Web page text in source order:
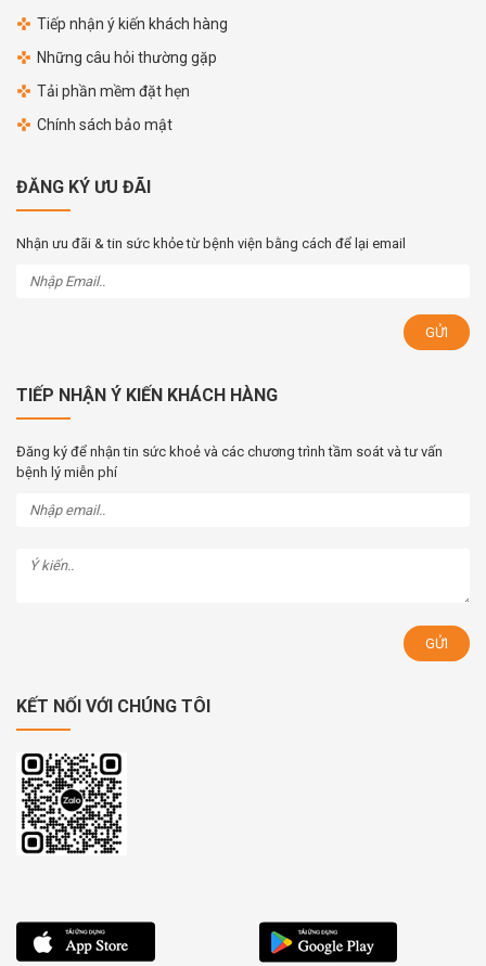
Tiếp nhận ý kiến khách hàng
Những câu hỏi thường gặp
Tải phần mềm đặt hẹn
Chính sách bảo mật
ĐĂNG KÝ ƯU ĐÃI
Nhận ưu đãi & tin sức khỏe từ bệnh viện bằng cách để lại email
TIẾP NHẬN Ý KIẾN KHÁCH HÀNG
Đăng ký để nhận tin sức khoẻ và các chương trình tầm soát và tư vấn
bệnh lý miễn phí
KẾT NỐI VỚI CHÚNG TÔI